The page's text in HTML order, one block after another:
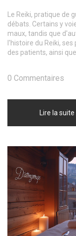
Le Reiki, pratique de
débats. Certains y
maux, tandis que
l'histoire du Reiki,
des patients, ainsi
Lire la suite
0 Commentaires